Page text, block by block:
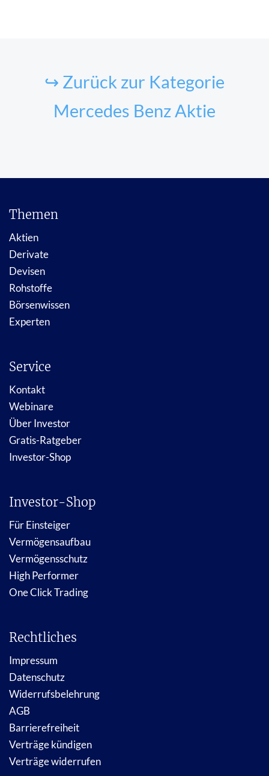
↪ Zurück zur Kategorie
Mercedes Benz Aktie
Themen
Aktien
Derivate
Devisen
Rohstoffe
Börsenwissen
Experten
Service
Kontakt
Webinare
Über Investor
Gratis-Ratgeber
Investor-Shop
Investor-Shop
Für Einsteiger
Vermögensaufbau
Vermögensschutz
High Performer
One Click Trading
Rechtliches
Impressum
Datenschutz
Widerrufsbelehrung
AGB
Barrierefreiheit
Verträge kündigen
Verträge widerrufen